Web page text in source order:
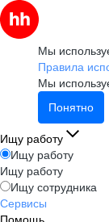
Мы
Правила
Мы
Понятно
Ищу работу
Ищу работу
Ищу работу
Ищу сотрудника
Сервисы